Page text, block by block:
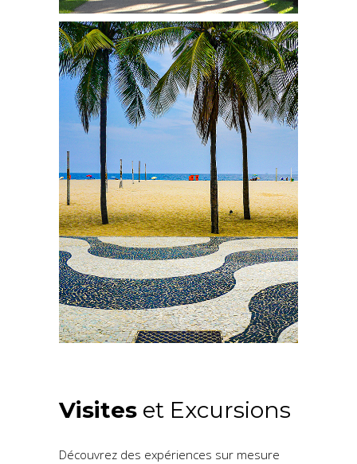
Visites et Excursions
Découvrez des expériences sur mesure